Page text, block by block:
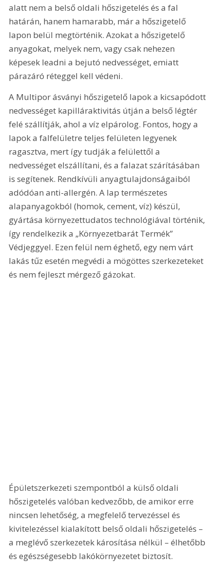
alatt nem a belső oldali hőszigetelés és a fal
határán, hanem hamarabb, már a hőszigetelő
lapon belül megtörténik. Azokat a hőszigetelő
anyagokat, melyek nem, vagy csak nehezen
képesek leadni a bejutó nedvességet, emiatt
párazáró réteggel kell védeni.
A Multipor ásványi hőszigetelő lapok a kicsapódott
nedvességet kapilláraktivitás útján a belső légtér
felé szállítják, ahol a víz elpárolog. Fontos, hogy a
lapok a falfelületre teljes felületen legyenek
ragasztva, mert így tudják a felülettől a
nedvességet elszállítani, és a falazat szárításában
is segítenek. Rendkívüli anyagtulajdonságaiból
adódóan anti-allergén. A lap természetes
alapanyagokból (homok, cement, víz) készül,
gyártása környezettudatos technológiával történik,
így rendelkezik a „Környezetbarát Termék”
Védjeggyel. Ezen felül nem éghető, egy nem várt
lakás tűz esetén megvédi a mögöttes szerkezeteket
és nem fejleszt mérgező gázokat.
Épületszerkezeti szempontból a külső oldali
hőszigetelés valóban kedvezőbb, de amikor erre
nincsen lehetőség, a megfelelő tervezéssel és
kivitelezéssel kialakított belső oldali hőszigetelés –
a meglévő szerkezetek károsítása nélkül – élhetőbb
és egészségesebb lakókörnyezetet biztosít.